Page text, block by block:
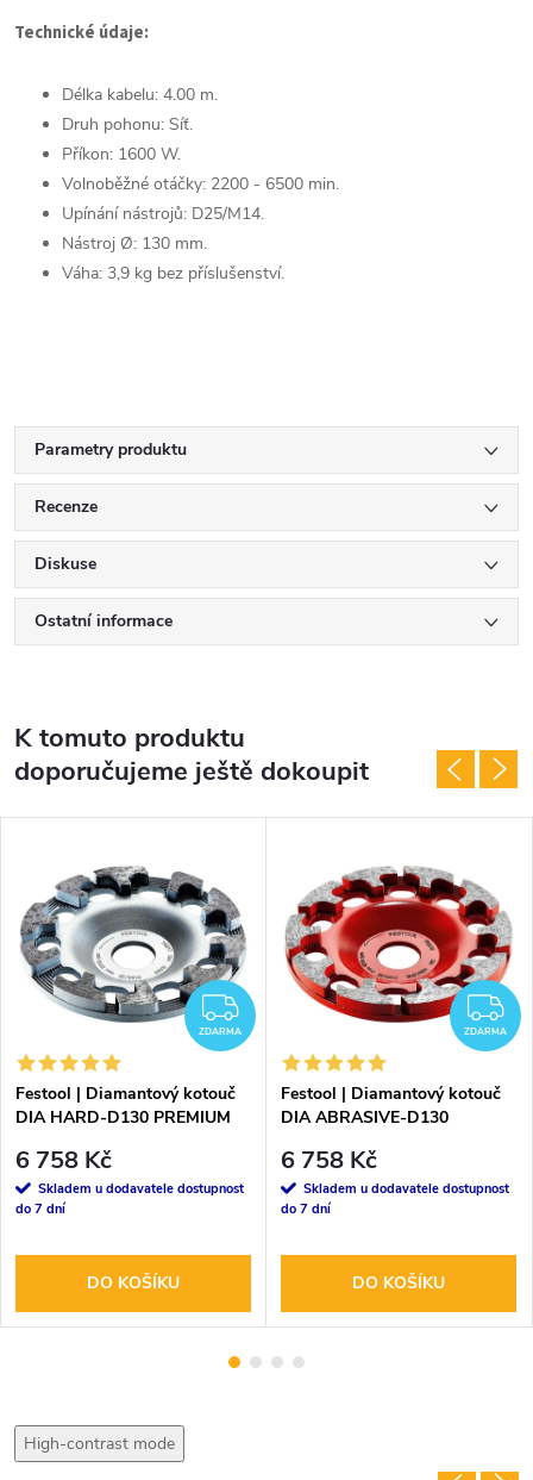
Technické údaje:
Délka kabelu: 4.00 m.
Druh pohonu: Síť.
Příkon: 1600 W.
Volnoběžné otáčky: 2200 - 6500 min.
Upínání nástrojů: D25/M14.
Nástroj Ø: 130 mm.
Váha: 3,9 kg bez příslušenství.
Parametry produktu
Recenze
Diskuse
Ostatní informace
K tomuto produktu
doporučujeme ještě dokoupit
ZDARMA
ZDARMA
Festool | Diamantový kotouč
DIA HARD-D130 PREMIUM
6 758 Kč
Skladem u dodavatele dostupnost
do 7 dní
DO KOŠÍKU
ZDARMA
Festool | Diamantový kotouč
DIA ABRASIVE-D130
6 758 Kč
Skladem u dodavatele dostupnost
do 7 dní
DO KOŠÍKU
High-contrast mode